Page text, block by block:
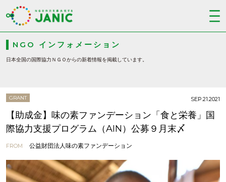
NGO インフォメーション
日本全国の国際協力ＮＧＯからの新着情報を掲載しています。
GRANT
【助成金】味の素ファンデーション「食と栄養」国
際協力支援プログラム（AIN）公募９月末〆
FROM 公益財団法人味の素ファンデーション
SEP.21.2021